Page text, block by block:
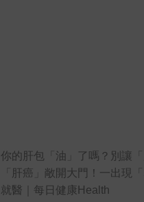
你的肝包「油」了嗎？別讓
「肝癌」敞開大門！一出現
就醫｜每日健康Health